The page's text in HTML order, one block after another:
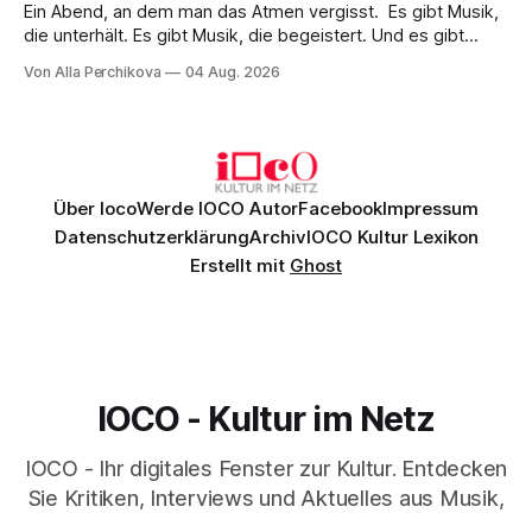
Ein Abend, an dem man das Atmen vergisst. Es gibt Musik,
die unterhält. Es gibt Musik, die begeistert. Und es gibt
Genau so war der Abend im Kurhaus Wiesbaden, an dem
Von Alla Perchikova 04 Aug. 2026
Über IocoWerde IOCO AutorFacebookImpressum
DatenschutzerklärungArchivIOCO Kultur Lexikon
Erstellt mit Ghost
IOCO - Kultur im Netz
IOCO - Ihr digitales Fenster zur Kultur. Entdecken
Sie Kritiken, Interviews und Aktuelles aus Musik,